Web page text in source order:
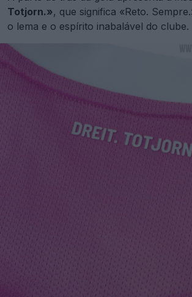
Totjorn.», que significa «Reto.
o lema e o espírito inabalável do clube.